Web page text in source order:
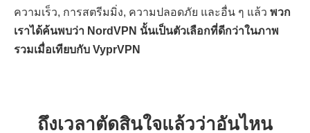
ความเร็ว, การสตรีมมิ่ง, ความปลอดภัย และอื่น ๆ แล้ว พวก
เราได้ค้นพบว่า NordVPN นั้นเป็นตัวเลือกที่ดีกว่าในภาพ
รวมเมื่อเทียบกับ VyprVPN
ถึงเวลาตัดสินใจแล้วว่าอันไหน